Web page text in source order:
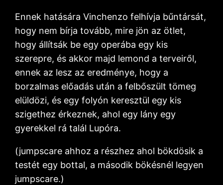
Ennek hatására Vinchenzo felhívja bűntársát,
hogy nem bírja tovább, mire jön az ötlet,
hogy állítsák be egy operába egy kis
szerepre, és akkor majd lemond a terveiről,
ennek az lesz az eredménye, hogy a
borzalmas előadás után a felbőszült tömeg
elüldözi, és egy folyón keresztül egy kis
szigethez érkeznek, ahol egy lány egy
gyerekkel rá talál Lupóra.
(jumpscare ahhoz a részhez ahol bökdösik a
testét egy bottal, a második bökésnél legyen
jumpscare.)